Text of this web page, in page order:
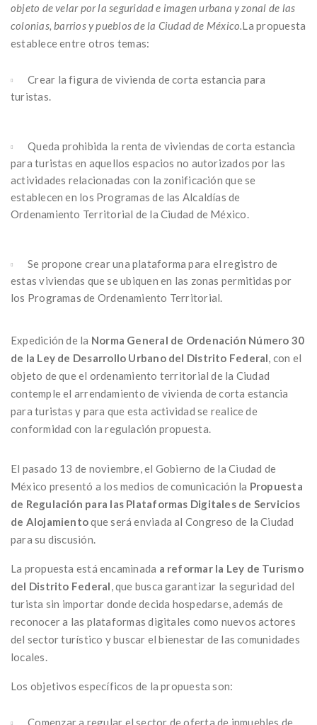
objeto de velar por la seguridad e imagen urbana y zonal de las
colonias, barrios y pueblos de la Ciudad de México.La propuesta
establece entre otros temas:
Crear la figura de vivienda de corta estancia para
turistas.
Queda prohibida la renta de viviendas de corta estancia
para turistas en aquellos espacios no autorizados por las
actividades relacionadas con la zonificación que se
establecen en los Programas de las Alcaldías de
Ordenamiento Territorial de la Ciudad de México.
Se propone crear una plataforma para el registro de
estas viviendas que se ubiquen en las zonas permitidas por
los Programas de Ordenamiento Territorial.
Expedición de la Norma General de Ordenación Número 30
de la Ley de Desarrollo Urbano del Distrito Federal, con el
objeto de que el ordenamiento territorial de la Ciudad
contemple el arrendamiento de vivienda de corta estancia
para turistas y para que esta actividad se realice de
conformidad con la regulación propuesta.
El pasado 13 de noviembre, el Gobierno de la Ciudad de
México presentó a los medios de comunicación la Propuesta
de Regulación para las Plataformas Digitales de Servicios
de Alojamientoque será enviada al Congreso de la Ciudad
para su discusión.
La propuesta está encaminada a reformar la Ley de Turismo
del Distrito Federal, que busca garantizar la seguridad del
turista sin importar donde decida hospedarse, además de
reconocer a las plataformas digitales como nuevos actores
del sector turístico y buscar el bienestar de las comunidades
locales.
Los objetivos específicos de la propuesta son:
Comenzar a regular el sector de oferta de inmuebles de